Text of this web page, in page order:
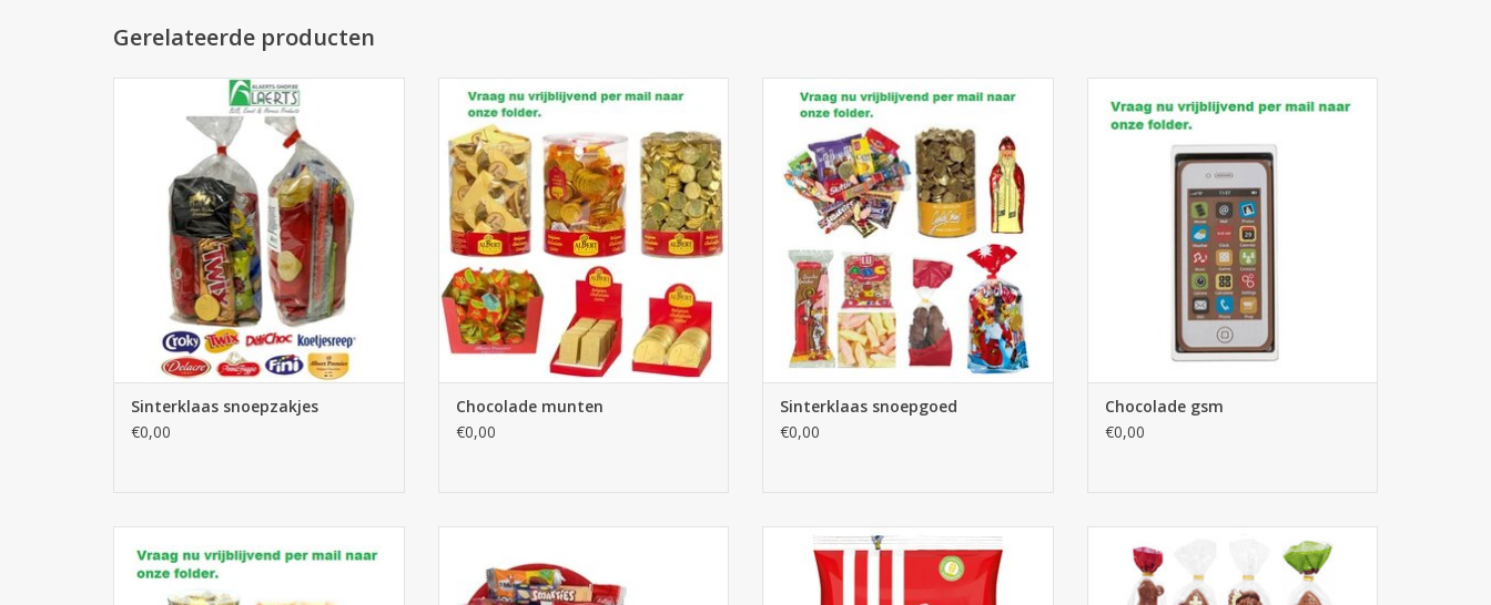
Gerelateerde producten
Sinterklaas snoepzakjes, diverse maten en
prijzen met topproducten als inhoud.
Uniek knappe verpakking!
TOEVOEGEN AAN WINKELWAGEN
Sinterklaas snoepzakjes
€0,00
Chocolade munten, muntstukken in
diverse maten en prijzen met Belgische
chocolade. Uniek knappe verpakking!
TOEVOEGEN AAN WINKELWAGEN
Chocolade munten
€0,00
Sinterklaas snoepgoed bestellen of
sinterklaassnoep kopen? Vraag naar onze
sint snoep folder.
TOEVOEGEN AAN WINKELWAGEN
Sinterklaas snoepgoed
€0,00
TOEVOEGEN AAN WINKELWAGEN
Chocolade gsm
€0,00
sintsnoep voor de stoet. Zie folder.
TOEVOEGEN AAN WINKELWAGEN
TOEVOEGEN AAN WINKELWAGEN
Letterkoekjes abc van Lu, Nic Nac Biscuits
Koekjes
TOEVOEGEN AAN WINKELWAGEN
Sinterklaas chocolade bestellen, figuren
diverse maten. Knappe verpakking! Ook
zonder suiker met zoetstof.